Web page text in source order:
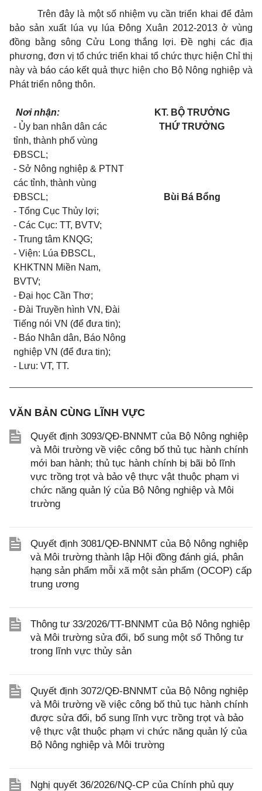
Trên đây là một số nhiệm vụ cần triển khai để đảm
bảo sản xuất lúa vụ lúa Đông Xuân 2012-2013 ở vùng
đồng bằng sông Cửu Long thắng lợi. Đề nghị các địa
phương, đơn vị tổ chức triển khai tổ chức thực hiện Chỉ thị
này và báo cáo kết quả thực hiện cho Bộ Nông nghiệp và
Phát triển nông thôn.
Nơi nhận:
- Ủy ban nhân dân các
tỉnh, thành phố vùng
ĐBSCL;
- Sở Nông nghiệp & PTNT
các tỉnh, thành vùng
ĐBSCL;
- Tổng Cục Thủy lợi;
- Các Cục: TT, BVTV;
- Trung tâm KNQG;
- Viện: Lúa ĐBSCL,
KHKTNN Miền Nam,
BVTV;
- Đại học Cần Thơ;
- Đài Truyền hình VN, Đài
Tiếng nói VN (để đưa tin);
- Báo Nhân dân, Báo Nông
nghiệp VN (để đưa tin);
- Lưu: VT, TT.
KT. BỘ TRƯỞNG
THỨ TRƯỞNG
Bùi Bá Bổng
VĂN BẢN CÙNG LĨNH VỰC
Quyết định 3093/QĐ-BNNMT của Bộ Nông nghiệp
và Môi trường về việc công bố thủ tục hành chính
mới ban hành; thủ tục hành chính bị bãi bỏ lĩnh
vực trồng trọt và bảo vệ thực vật thuộc phạm vi
chức năng quản lý của Bộ Nông nghiệp và Môi
trường
Quyết định 3081/QĐ-BNNMT của Bộ Nông nghiệp
và Môi trường thành lập Hội đồng đánh giá, phân
hạng sản phẩm mỗi xã một sản phẩm (OCOP) cấp
trung ương
Thông tư 33/2026/TT-BNNMT của Bộ Nông nghiệp
và Môi trường sửa đổi, bổ sung một số Thông tư
trong lĩnh vực thủy sản
Quyết định 3072/QĐ-BNNMT của Bộ Nông nghiệp
và Môi trường về việc công bố thủ tục hành chính
được sửa đổi, bổ sung lĩnh vực trồng trọt và bảo
vệ thực vật thuộc phạm vi chức năng quản lý của
Bộ Nông nghiệp và Môi trường
Nghị quyết 36/2026/NQ-CP của Chính phủ quy